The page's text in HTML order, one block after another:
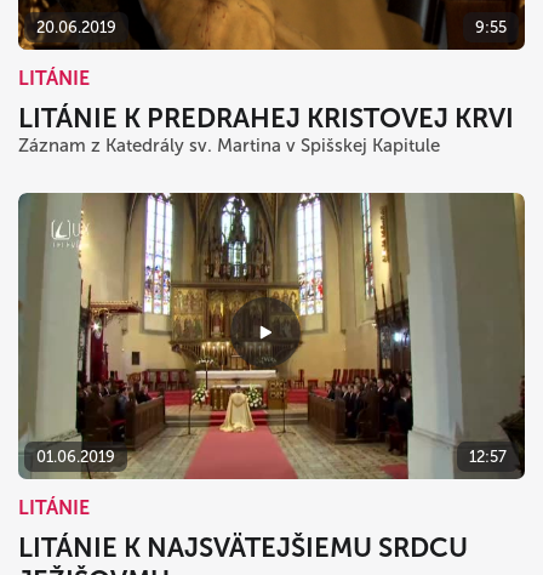
20.06.2019 9:55
LITÁNIE
LITÁNIE K PREDRAHEJ KRISTOVEJ KRVI
Záznam z Katedrály sv. Martina v Spišskej Kapitule
01.06.2019 12:57
LITÁNIE
LITÁNIE K NAJSVÄTEJŠIEMU SRDCU